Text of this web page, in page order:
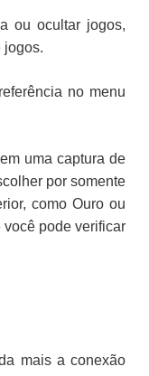
ou ocultar jogos,
jogos.
no menu
uma captura de
por somente
como Ouro ou
você pode verificar
mais a conexão